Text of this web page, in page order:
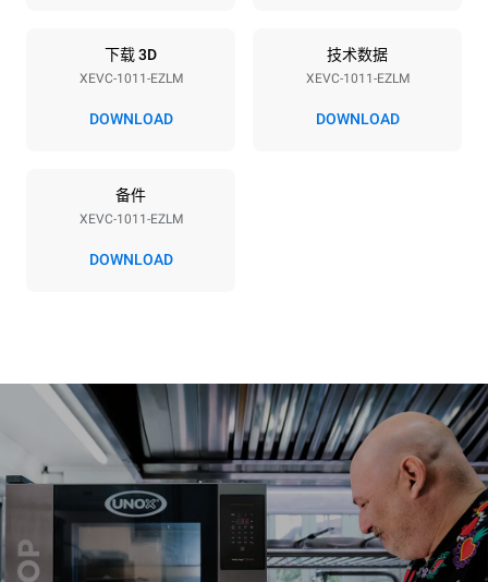
50 / 60 Hz 不包括
48.3 kWh/天
1次满载烘烤土豆
3次满载蒸汽烹饪
180°C空烤箱2小时
下载 3D
XEVC-1011-EZLM
DOWNLOAD
技术数据
XEVC-1011-EZLM
DOWNLOAD
备件
XEVC-1011-EZLM
DOWNLOAD